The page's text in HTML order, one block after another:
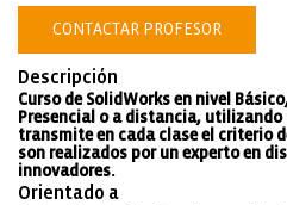
CONTACTAR PROFESOR
Descripción
Curso de SolidWorks en nivel
Presencial o a distancia,
transmite en cada clase el criterio
son realizados por un experto en
innovadores.
Orientado a